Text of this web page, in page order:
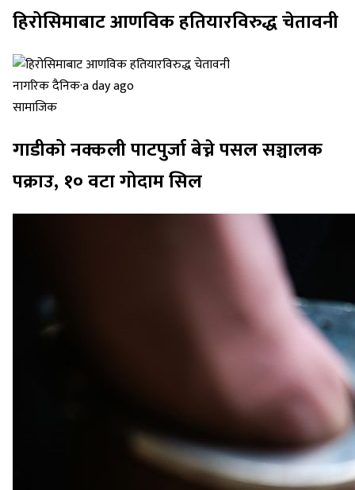
हिरोसिमाबाट आणविक हतियारविरुद्ध चेतावनी
नागरिक दैनिक·a day ago
सामाजिक
गाडीको नक्कली पाटपुर्जा बेच्ने पसल सञ्चालक
पक्राउ, १० वटा गोदाम सिल